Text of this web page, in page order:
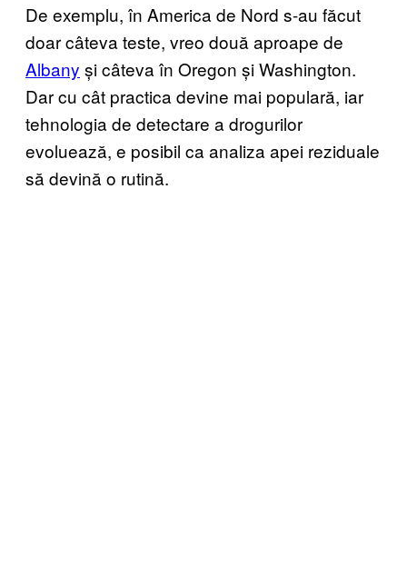
De exemplu, în America de Nord s-au făcut
doar câteva teste, vreo două aproape de
Albany și câteva în Oregon și Washington.
Dar cu cât practica devine mai populară, iar
tehnologia de detectare a drogurilor
evoluează, e posibil ca analiza apei reziduale
să devină o rutină.